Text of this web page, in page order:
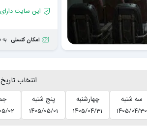
این سایت
امکان کنسلی
انتخاب
سه شنبه
1405/04/30
چهارشنبه
1405/04/31
پنج شنبه
1405/05/01
02